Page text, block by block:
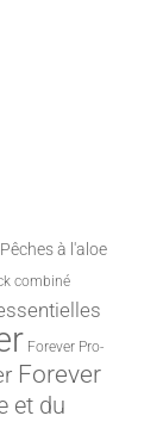
Pêches à l'aloe
combiné
Forever Pro-
Forever
et du